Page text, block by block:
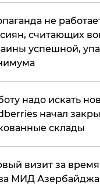
не
считающих
успешной,
надо искать
начал
склады
визит за
МИД